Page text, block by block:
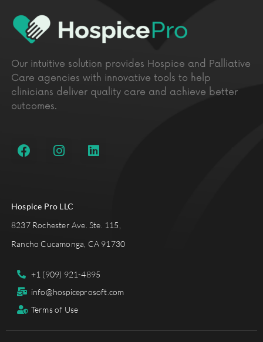
Our intuitive solution provides Hospice and Palliative
Care agencies with innovative tools to help
clinicians deliver quality care and achieve better
outcomes.
Hospice Pro LLC
8237 Rochester Ave. Ste. 115,
Rancho Cucamonga, CA 91730
+1 (909) 921-4895
info@hospiceprosoft.com
Terms of Use